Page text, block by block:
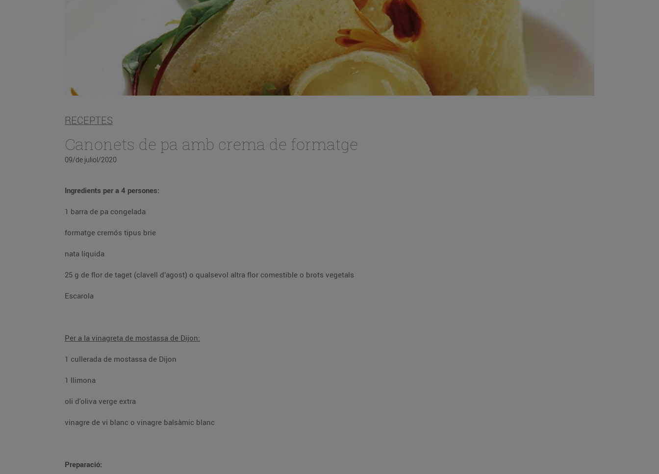
RECEPTES
Canonets de pa amb crema de formatge
09/de juliol/2020
Ingredients per a 4 persones:
1 barra de pa congelada
formatge cremós tipus brie
nata líquida
25 g de flor de taget (clavell d’agost) o qualsevol altra flor comestible o brots vegetals
Escarola
Per a la vinagreta de mostassa de Dijon:
1 cullerada de mostassa de Dijon
1 llimona
oli d'oliva verge extra
vinagre de vi blanc o vinagre balsàmic blanc
Preparació: